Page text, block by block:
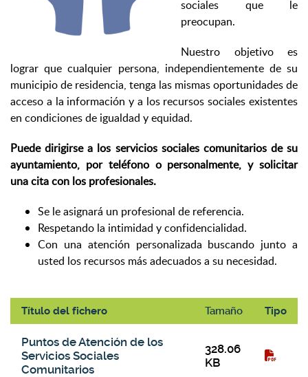
sociales que le
preocupan.
Nuestro objetivo es
lograr que cualquier persona, independientemente de su
municipio de residencia, tenga las mismas oportunidades de
acceso a la información y a los recursos sociales existentes
en condiciones de igualdad y equidad.
Puede dirigirse a los servicios sociales comunitarios de su
ayuntamiento, por teléfono o personalmente, y solicitar
una cita con los profesionales.
Se le asignará un profesional de referencia.
Respetando la intimidad y confidencialidad.
Con una atención personalizada buscando junto a
usted los recursos más adecuados a su necesidad.
Título del fichero Tamaño Tipo
Puntos de Atención de los
Servicios Sociales
Comunitarios
328.06
KB